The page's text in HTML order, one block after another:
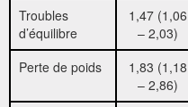
Troubles
d’équilibre
1,47 (1,06
– 2,03)
Perte de poids
1,83 (1,18
– 2,86)